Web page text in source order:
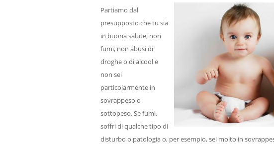
Partiamo dal
presupposto che tu sia
in buona salute, non
fumi, non abusi di
droghe o di alcool e
non sei
particolarmente in
sovrappeso o
sottopeso. Se fumi,
soffri di qualche tipo di
disturbo o patologia o, per esempio, sei molto in